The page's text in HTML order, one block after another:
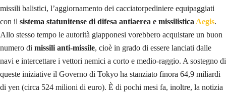
missili balistici, l’aggiornamento dei cacciatorpediniere equipaggiati
con il sistema statunitense di difesa antiaerea e missilistica Aegis.
Allo stesso tempo le autorità giapponesi vorebbero acquistare un buon
numero di missili anti-missile, cioè in grado di essere lanciati dalle
navi e intercettare i vettori nemici a corto e medio-raggio. A sostegno di
queste iniziative il Governo di Tokyo ha stanziato finora 64,9 miliardi
di yen (circa 524 milioni di euro). È di pochi mesi fa, inoltre, la notizia